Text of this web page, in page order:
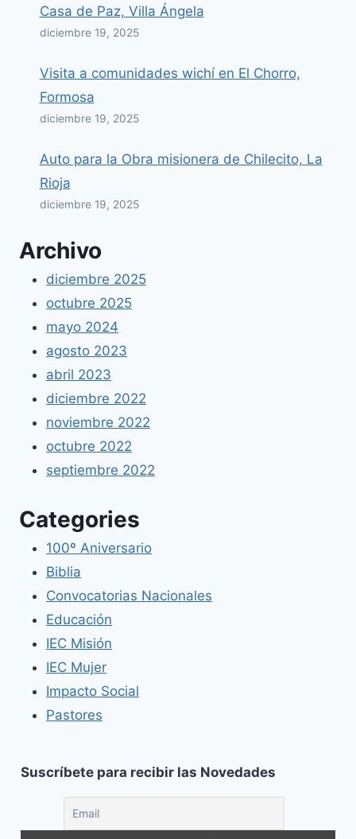
100º
ANIVERSARIO
Casa de Paz, Villa Ángela
diciembre 19, 2025
Visita a comunidades wichí en El Chorro,
Formosa
diciembre 19, 2025
Auto para la Obra misionera de Chilecito, La
Rioja
diciembre 19, 2025
Archivo
diciembre 2025
octubre 2025
mayo 2024
agosto 2023
abril 2023
diciembre 2022
noviembre 2022
octubre 2022
septiembre 2022
Categories
100º Aniversario
Biblia
Convocatorias Nacionales
Educación
IEC Misión
IEC Mujer
Impacto Social
Pastores
Suscríbete para recibir las Novedades